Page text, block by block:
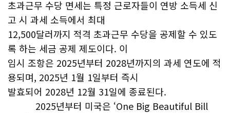
초과근무 수당 면세는 특정 근로자들이 연방 소득세 신
고 시 과세 소득에서 최대
12,500달러까지 적격 초과근무 수당을 공제할 수 있도
록 하는 세금 공제 제도이다. 이
임시 조항은 2025년부터 2028년까지의 과세 연도에 적
용되며, 2025년 1월 1일부터 즉시
발효되어 2028년 12월 31일에 종료된다.
2025년부터 미국은 ‘One Big Beautiful Bill